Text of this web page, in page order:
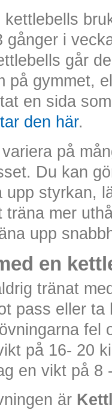
kettlebells
gånger i
går
på gymmet,
en sida
den här.
på
Du kan
upp styrkan,
träna mer
upp
en
tränat
pass eller
fel
på 16- 20
en vikt på 8
är